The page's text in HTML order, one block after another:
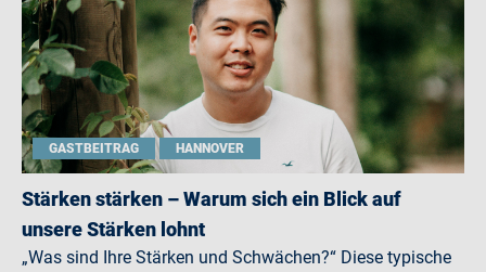
GASTBEITRAG HANNOVER
Stärken stärken – Warum sich ein Blick auf
unsere Stärken lohnt
„Was sind Ihre Stärken und Schwächen?“ Diese typische